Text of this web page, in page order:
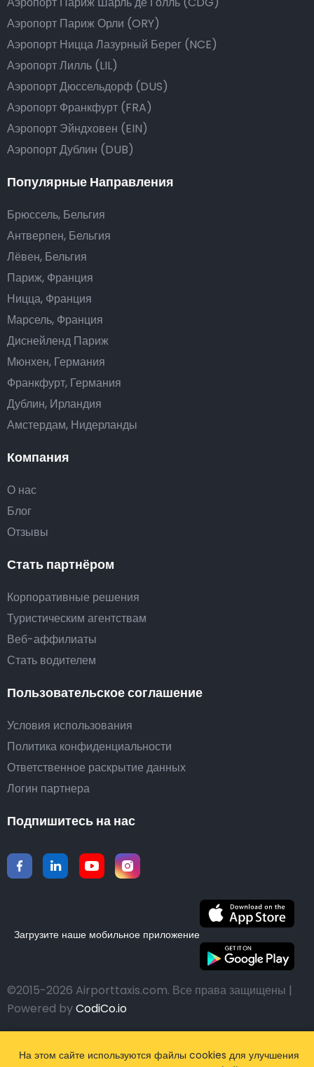
Компания
О нас
Блог
Отзывы
Стать партнёром
Корпоративные решения
Туристическим агентствам
Веб-аффилиаты
Стать водителем
Пользовательское соглашение
Условия использования
Политика конфиденциальности
Ответственное раскрытие данных
Логин партнера
Аэропорт Париж Орли (ORY)
Аэропорт Ницца Лазурный Берег (NCE)
Аэропорт Лилль (LIL)
Аэропорт Дюссельдорф (DUS)
Аэропорт Франкфурт (FRA)
Аэропорт Эйндховен (EIN)
Аэропорт Дублин (DUB)
Популярные Направления
Брюссель, Бельгия
Антверпен, Бельгия
Лёвен, Бельгия
Париж, Франция
Ницца, Франция
Марсель, Франция
Диснейленд Париж
Мюнхен, Германия
Франкфурт, Германия
Дублин, Ирландия
Амстердам, Нидерланды
Подпишитесь на нас
Загрузите наше мобильное приложение
©2015-2026 Airporttaxis.com. Все права защищены |
Powered byCodiCo.io
На этом сайте используются файлы cookies для улучшения